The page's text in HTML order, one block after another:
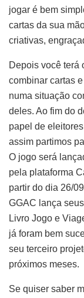
jogar é bem
cartas da sua
criativas,
Depois você terá
combinar cartas
numa situação
deles. Ao fim do
papel de
assim partimos
O jogo será
pela plataforma
partir do dia 26/
GGAC lança
Livro Jogo e
já foram bem
seu terceiro
próximos meses.
Se quiser saber